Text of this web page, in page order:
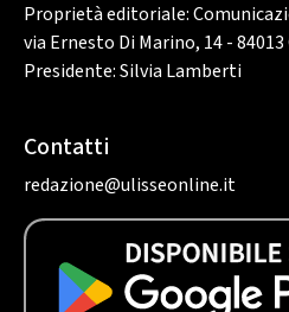
Proprietà editoriale:
via Ernesto Di Marino, 14 - 84013
Presidente: Silvia Lamberti
Contatti
redazione@ulisseonline.it